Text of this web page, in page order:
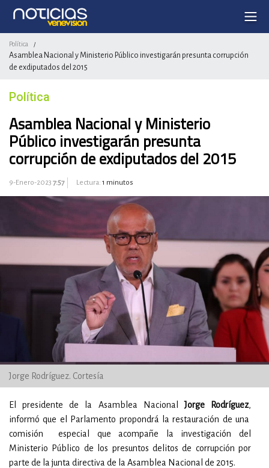
Política /
Asamblea Nacional y Ministerio Público investigarán presunta corrupción
de exdiputados del 2015
Política
Asamblea Nacional y Ministerio
Público investigarán presunta
corrupción de exdiputados del 2015
9-Enero-2023 7:57 Lectura: 1 minutos
Jorge Rodríguez. Cortesía
El presidente de la Asamblea NacionalJorge Rodríguez,
informó que el Parlamento propondrá la restauración de una
comisión especial que acompañe la investigación del
Ministerio Público de los presuntos delitos de corrupción por
parte de la junta directiva de la Asamblea Nacional de 2015.